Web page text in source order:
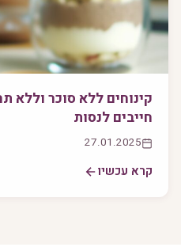
קינוחים ללא סוכר וללא
חייבים לנסות
27.01.2025
קרא עכשיו